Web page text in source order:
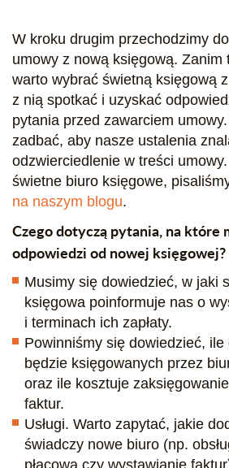
W kroku drugim przechodzimy
umowy z nową księgową. Zanim
warto wybrać świetną księgową
z nią spotkać i uzyskać
pytania przed zawarciem
zadbać, aby nasze ustalenia
odzwierciedlenie w treści
świetne biuro księgowe,
na naszym blogu.
Czego dotyczą pytania, na które
odpowiedzi od nowej księgowej?
Musimy się dowiedzieć, w jaki
księgowa poinformuje nas o
i terminach ich zapłaty.
Powinniśmy się dowiedzieć, ile
będzie księgowanych przez
oraz ile kosztuje
faktur.
Usługi. Warto zapytać, jakie
świadczy nowe biuro (np.